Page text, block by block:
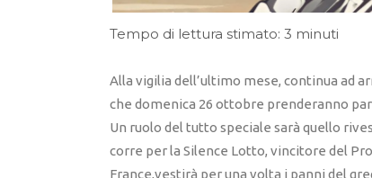
Tempo di lettura stimato: 3 minuti
Alla vigilia dell’ultimo mese, continua ad
che domenica 26 ottobre prenderanno
Un ruolo del tutto speciale sarà quello
corre per la Silence Lotto, vincitore del
France,vestirà per una volta i panni del